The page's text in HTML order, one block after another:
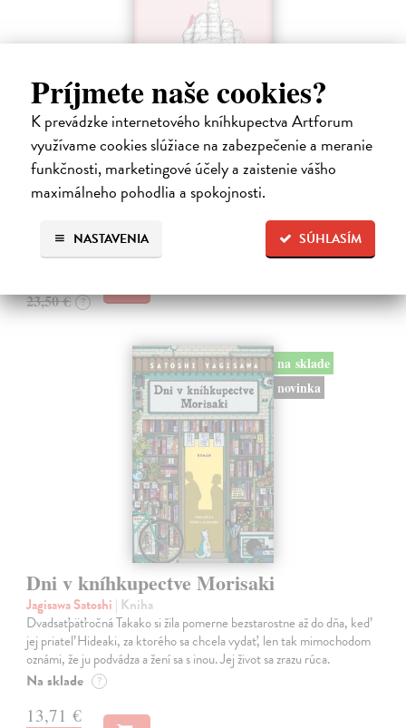
Príjmete naše cookies?
K prevádzke internetového kníhkupectva Artforum
využívame cookies slúžiace na zabezpečenie a meranie
funkčnosti, marketingové účely a zaistenie vášho
maximálneho pohodlia a spokojnosti.
SÚHLASÍM
NASTAVENIA
Ahoj, debil
Despentes Virginie | Kniha
Po trilógii Život Vernona Subutexa sa Virginie Despentes vracia s
románom, ktorý pripomína ultrasúčasnú verziu Nebezpečných
Na sklade ?
23,50 € ?
na sklade
novinka
Dni v kníhkupectve Morisaki
Jagisawa Satoshi | Kniha
Dvadsaťpäťročná Takako si žila pomerne bezstarostne až do dňa, keď
jej priateľ Hideaki, za ktorého sa chcela vydať, len tak mimochodom
oznámi, že ju podvádza a žení sa s inou. Jej život sa zrazu rúca.
Na sklade ?
13,71 €